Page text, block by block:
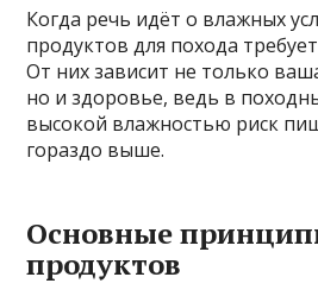
Когда речь идёт о влажных
продуктов для похода
От них зависит не только
но и здоровье, ведь в
высокой влажностью риск
гораздо выше.
Основные
продуктов